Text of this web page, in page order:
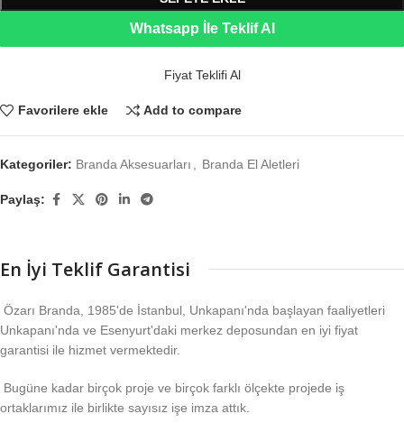
Whatsapp İle Teklif Al
Fiyat Teklifi Al
Favorilere ekle Add to compare
Kategoriler: Branda Aksesuarları Branda El Aletleri
Paylaş:
En İyi Teklif Garantisi
Özarı Branda, 1985'de İstanbul, Unkapanı'nda başlayan faaliyetleri
Unkapanı'nda ve Esenyurt'daki merkez deposundan en iyi fiyat
garantisi ile hizmet vermektedir.
Bugüne kadar birçok proje ve birçok farklı ölçekte projede iş
ortaklarımız ile birlikte sayısız işe imza attık.